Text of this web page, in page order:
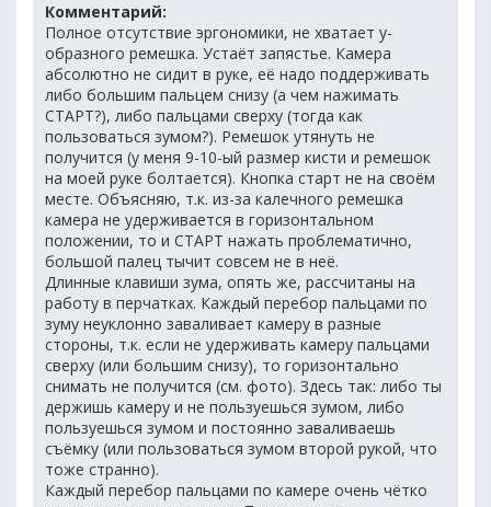
Комментарий:
Полное отсутствие эргономики, не хватает y-
образного ремешка. Устаёт запястье. Камера
абсолютно не сидит в руке, её надо поддерживать
либо большим пальцем снизу (а чем нажимать
СТАРТ?), либо пальцами сверху (тогда как
пользоваться зумом?). Ремешок утянуть не
получится (у меня 9-10-ый размер кисти и ремешок
на моей руке болтается). Кнопка старт не на своём
месте. Объясняю, т.к. из-за калечного ремешка
камера не удерживается в горизонтальном
положении, то и СТАРТ нажать проблематично,
большой палец тычит совсем не в неё.
Длинные клавиши зума, опять же, рассчитаны на
работу в перчатках. Каждый перебор пальцами по
зуму неуклонно заваливает камеру в разные
стороны, т.к. если не удерживать камеру пальцами
сверху (или большим снизу), то горизонтально
снимать не получится (см. фото). Здесь так: либо ты
держишь камеру и не пользуешься зумом, либо
пользуешься зумом и постоянно заваливаешь
съёмку (или пользоваться зумом второй рукой, что
тоже странно).
Каждый перебор пальцами по камере очень чётко